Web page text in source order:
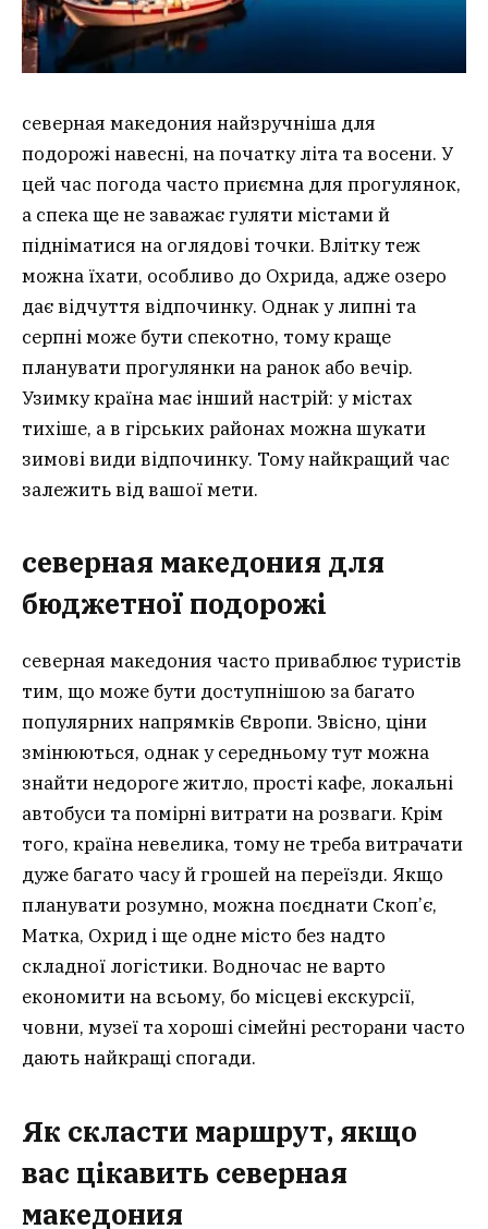
северная македония найзручніша для
подорожі навесні, на початку літа та восени. У
цей час погода часто приємна для прогулянок,
а спека ще не заважає гуляти містами й
підніматися на оглядові точки. Влітку теж
можна їхати, особливо до Охрида, адже озеро
дає відчуття відпочинку. Однак у липні та
серпні може бути спекотно, тому краще
планувати прогулянки на ранок або вечір.
Узимку країна має інший настрій: у містах
тихіше, а в гірських районах можна шукати
зимові види відпочинку. Тому найкращий час
залежить від вашої мети.
северная македония для
бюджетної подорожі
северная македония часто приваблює туристів
тим, що може бути доступнішою за багато
популярних напрямків Європи. Звісно, ціни
змінюються, однак у середньому тут можна
знайти недороге житло, прості кафе, локальні
автобуси та помірні витрати на розваги. Крім
того, країна невелика, тому не треба витрачати
дуже багато часу й грошей на переїзди. Якщо
планувати розумно, можна поєднати Скоп’є,
Матка, Охрид і ще одне місто без надто
складної логістики. Водночас не варто
економити на всьому, бо місцеві екскурсії,
човни, музеї та хороші сімейні ресторани часто
дають найкращі спогади.
Як скласти маршрут, якщо
вас цікавить северная
македония